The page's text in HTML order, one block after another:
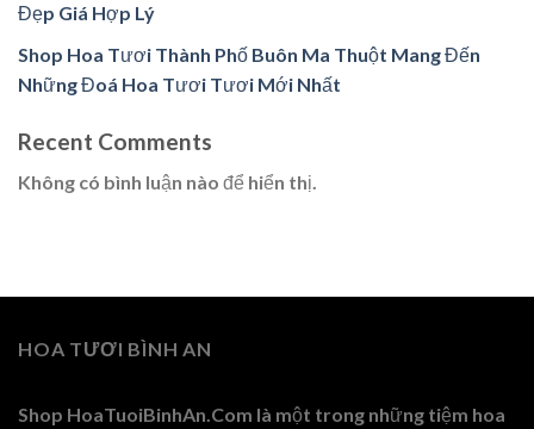
Đẹp Giá Hợp Lý
Shop Hoa Tươi Thành Phố Buôn Ma Thuột Mang Đến
Những Đoá Hoa Tươi Tươi Mới Nhất
Recent Comments
Không có bình luận nào để hiển thị.
HOA TƯƠI BÌNH AN
Shop HoaTuoiBinhAn.Com là một trong những tiệm hoa